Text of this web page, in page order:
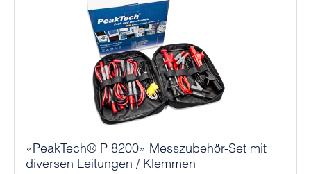
«PeakTech® P 8200» Messzubehör-Set mit
diversen Leitungen / Klemmen